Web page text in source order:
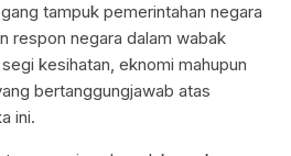
tampuk pemerintahan negara
respon negara dalam wabak
kesihatan, eknomi mahupun
bertanggungjawab atas
ini.